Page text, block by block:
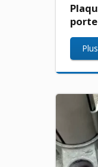
porte
Plus